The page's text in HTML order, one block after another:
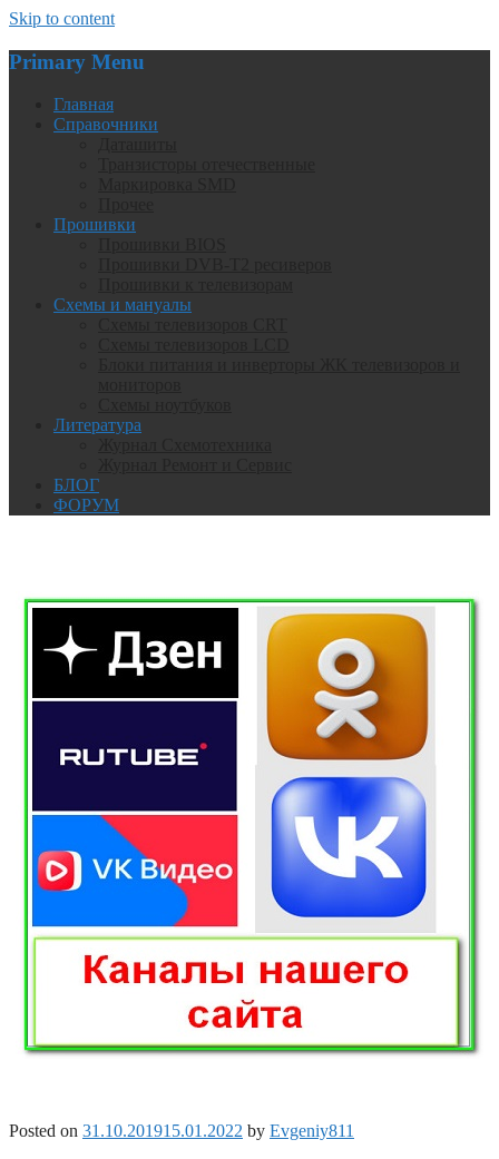
Skip to content
Primary Menu
Главная
Справочники
Прошивки
Схемы и мануалы
Литература
БЛОГ
ФОРУМ
Posted on 31.10.201915.01.2022 by Evgeniy811